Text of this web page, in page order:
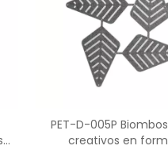
PET-D-005P
creativos en
<